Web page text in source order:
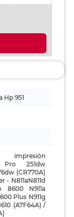
Hp 951
251dw
(CR770A)
- N811aN811d
8600 N911a
Plus N911g
(A7F64A) /